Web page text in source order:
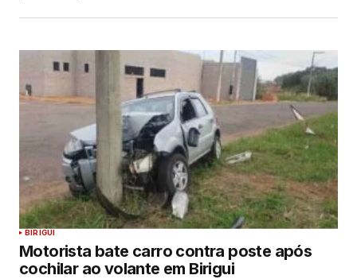
BIRIGUI
Motorista bate carro contra poste após
cochilar ao volante em Birigui